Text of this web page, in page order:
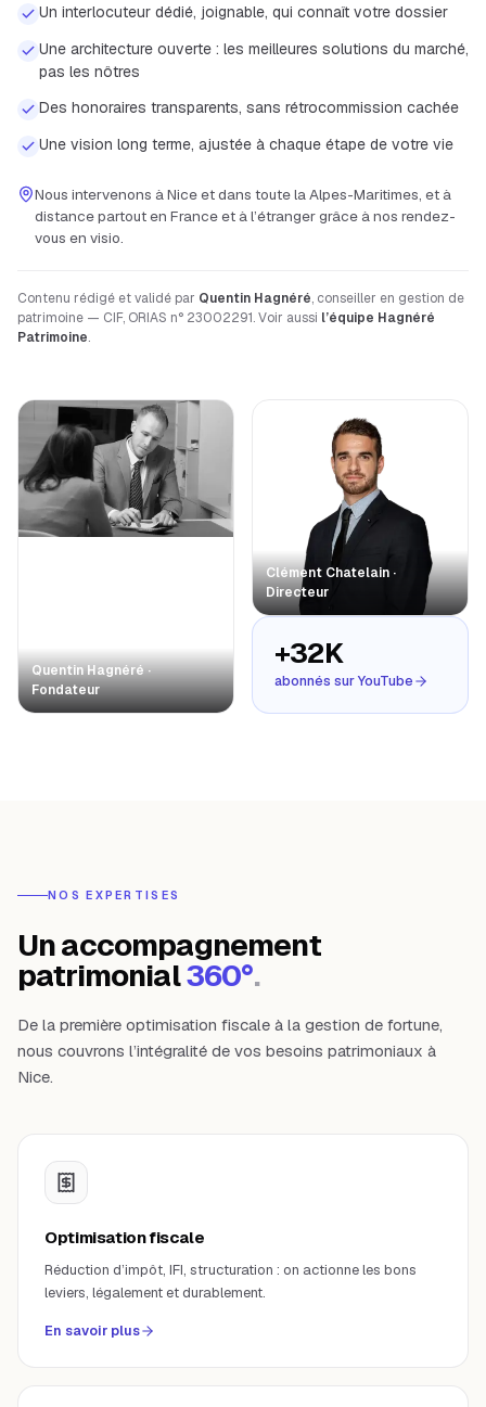
Un interlocuteur dédié, joignable, qui connaît votre dossier
Une architecture ouverte : les meilleures solutions du marché,
pas les nôtres
Des honoraires transparents, sans rétrocommission cachée
Une vision long terme, ajustée à chaque étape de votre vie
Nous intervenons à Niceet dans toute la Alpes-Maritimes , et à
distance partout en France et à l’étranger grâce à nos rendez-
vous en visio.
Contenu rédigé et validé par Quentin Hagnéré, conseiller en gestion de
patrimoine — CIF, ORIAS n° 23002291. Voir aussi l’équipe Hagnéré
Patrimoine.
Quentin Hagnéré ·
Fondateur
Clément Chatelain ·
Directeur
+32K
abonnés sur YouTube
NOS EXPERTISES
Un accompagnement
patrimonial360°.
De la première optimisation fiscale à la gestion de fortune,
nous couvrons l’intégralité de vos besoins patrimoniaux à
Nice.
Optimisation fiscale
Réduction d’impôt, IFI, structuration : on actionne les bons
leviers, légalement et durablement.
En savoir plus